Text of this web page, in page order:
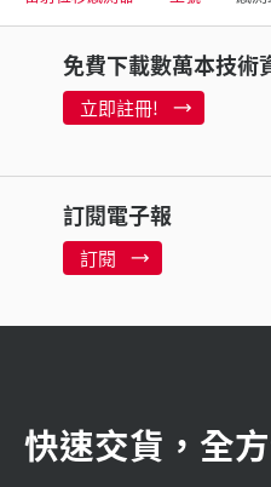
免費下載數萬本技術
立即註冊!
訂閱電子報
訂閱
快速交貨，全